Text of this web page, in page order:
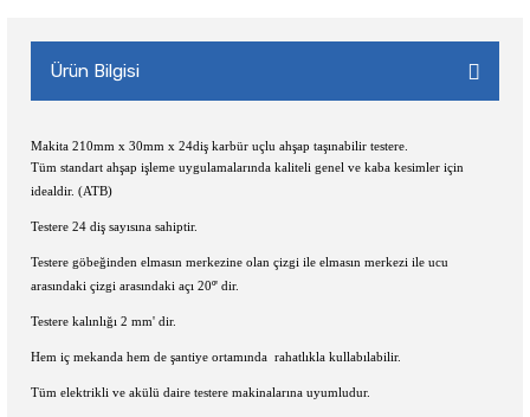
Ürün Bilgisi
Makita 210mm x 30mm x 24diş karbür uçlu ahşap taşınabilir testere.
Tüm standart ahşap işleme uygulamalarında kaliteli genel ve kaba kesimler için
idealdir. (ATB)
Testere 24 diş sayısına sahiptir.
Testere göbeğinden elmasın merkezine olan çizgi ile elmasın merkezi ile ucu
arasındaki çizgi arasındaki açı 20º' dir.
Testere kalınlığı 2 mm' dir.
Hem iç mekanda hem de şantiye ortamında rahatlıkla kullabılabilir.
Tüm elektrikli ve akülü daire testere makinalarına uyumludur.